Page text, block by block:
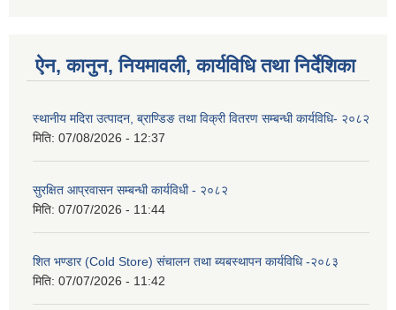
ऐन, कानुन, नियमावली, कार्यविधि तथा निर्देशिका
स्थानीय मदिरा उत्पादन, ब्राण्डिङ तथा विक्री वितरण सम्बन्धी कार्यविधि- २०८२
मिति: 07/08/2026 - 12:37
सुरक्षित आप्रवासन सम्बन्धी कार्यविधी - २०८२
मिति: 07/07/2026 - 11:44
शित भण्डार (Cold Store) संचालन तथा ब्यबस्थापन कार्यविधि -२०८३
मिति: 07/07/2026 - 11:42